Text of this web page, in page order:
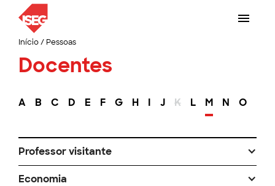
Início/ Pessoas
Docentes
A B C D E F G H I J K L M N O
Professor visitante
Economia